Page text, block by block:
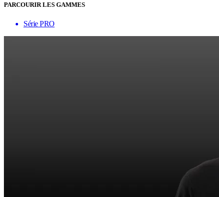
PARCOURIR LES GAMMES
Série PRO